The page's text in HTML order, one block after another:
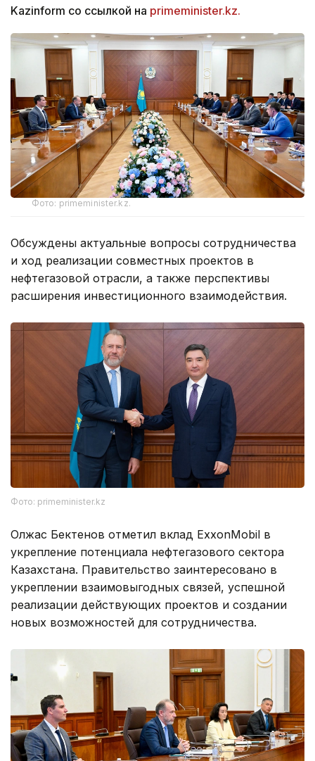
Kazinform со ссылкой на primeminister.kz.
Фото: primeminister.kz.
Обсуждены актуальные вопросы сотрудничества
и ход реализации совместных проектов в
нефтегазовой отрасли, а также перспективы
расширения инвестиционного взаимодействия.
Фото: primeminister.kz
Олжас Бектенов отметил вклад ExxonMobil в
укрепление потенциала нефтегазового сектора
Казахстана. Правительство заинтересовано в
укреплении взаимовыгодных связей, успешной
реализации действующих проектов и создании
новых возможностей для сотрудничества.